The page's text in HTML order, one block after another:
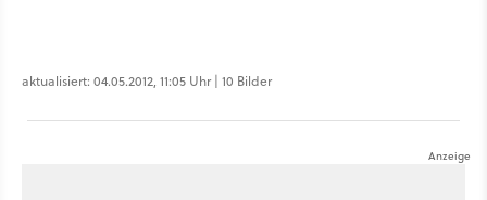
aktualisiert: 04.05.2012, 11:05 Uhr | 10 Bilder